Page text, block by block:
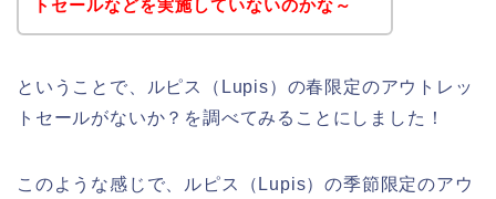
トセールなどを実施していないのかな～
ということで、ルピス（Lupis）の春限定のアウトレッ
トセールがないか？を調べてみることにしました！
このような感じで、ルピス（Lupis）の季節限定のアウ